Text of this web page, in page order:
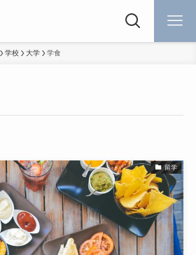
学校 大学 学食
留学